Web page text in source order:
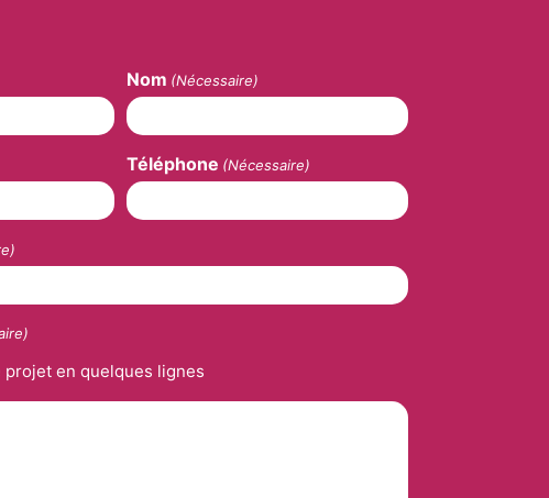
Nom (Nécessaire)
Téléphone (Nécessaire)
en quelques lignes